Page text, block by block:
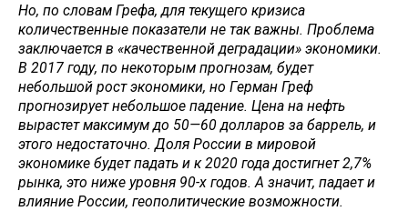
Но, по словам Грефа, для текущего кризиса
количественные показатели не так важны. Проблема
заключается в «качественной деградации» экономики.
В 2017 году, по некоторым прогнозам, будет
небольшой рост экономики, но Герман Греф
прогнозирует небольшое падение. Цена на нефть
вырастет максимум до 50—60 долларов за баррель, и
этого недостаточно. Доля России в мировой
экономике будет падать и к 2020 года достигнет 2,7%
рынка, это ниже уровня 90-х годов. А значит, падает и
влияние России, геополитические возможности.